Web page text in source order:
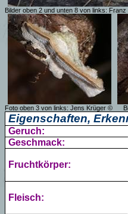
Bilder oben 2 und unten 8 von links:
Foto oben 3 von links: Jens Krüger ©
Eigenschaften,
Geruch:
Geschmack:
Fruchtkörper:
Fleisch: